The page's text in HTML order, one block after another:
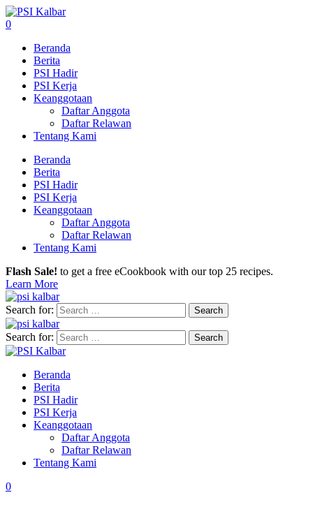
0
Beranda
Berita
PSI Hadir
PSI Kerja
Keanggotaan
Daftar Anggota
Daftar Relawan
Tentang Kami
Beranda
Berita
PSI Hadir
PSI Kerja
Keanggotaan
Daftar Anggota
Daftar Relawan
Tentang Kami
Flash Sale! to get a free eCookbook with our top 25 recipes.
Learn More
Search for:
Search for:
Beranda
Berita
PSI Hadir
PSI Kerja
Keanggotaan
Daftar Anggota
Daftar Relawan
Tentang Kami
0